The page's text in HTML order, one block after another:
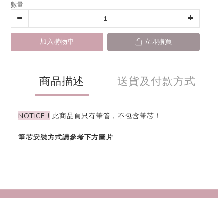
數量
加入購物車 立即購買
商品描述 送貨及付款方式
NOTICE ! 此商品頁只有筆管，不包含筆芯！
筆芯安裝方式請參考下方圖片